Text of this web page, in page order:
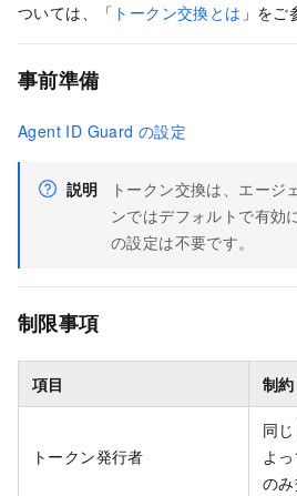
ついては、「 トークン交換とは 」をご
事前準備
Agent ID Guard の設定
説明
トークン交換は、エージ
ンではデフォルトで有効
の設定は不要です。
制限事項
項目 制約
トークン発行者
同
よ
のみ